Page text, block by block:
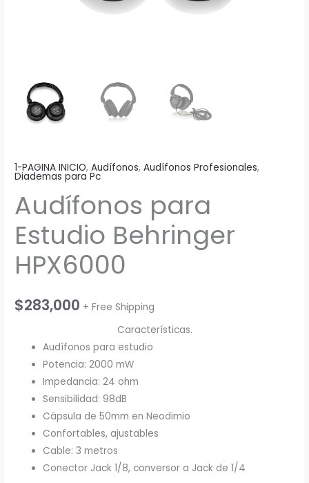
1-PAGINA INICIO,Audífonos,Audífonos Profesionales,
Diademas para Pc
Audífonos para
Estudio Behringer
HPX6000
$283,000 + Free Shipping
Características.
Audífonos para estudio
Potencia: 2000 mW
Impedancia: 24 ohm
Sensibilidad: 98dB
Cápsula de 50mm en Neodimio
Confortables, ajustables
Cable: 3 metros
Conector Jack 1/8, conversor a Jack de 1/4